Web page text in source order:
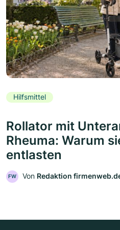
Hilfsmittel
Rollator mit
Rheuma: Warum
entlasten
FW Von Redaktion